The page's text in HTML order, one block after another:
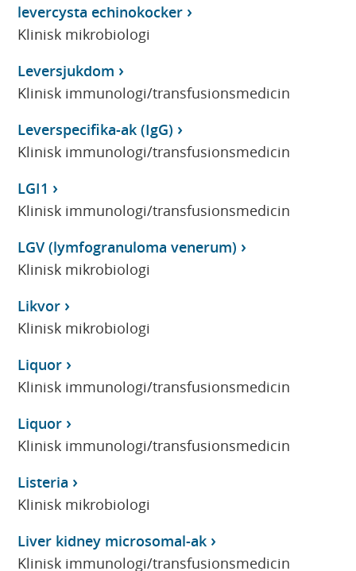
levercysta echinokocker
Klinisk mikrobiologi
Leversjukdom
Klinisk immunologi/transfusionsmedicin
Leverspecifika-ak (IgG)
Klinisk immunologi/transfusionsmedicin
LGI1
Klinisk immunologi/transfusionsmedicin
LGV (lymfogranuloma venerum)
Klinisk mikrobiologi
Likvor
Klinisk mikrobiologi
Liquor
Klinisk immunologi/transfusionsmedicin
Liquor
Klinisk immunologi/transfusionsmedicin
Listeria
Klinisk mikrobiologi
Liver kidney microsomal-ak
Klinisk immunologi/transfusionsmedicin